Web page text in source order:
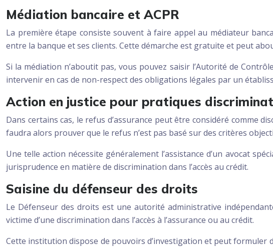
Médiation bancaire et ACPR
La première étape consiste souvent à faire appel au médiateur
entre la banque et ses clients. Cette démarche est gratuite et peut
Si la médiation n’aboutit pas, vous pouvez saisir l’Autorité de
intervenir en cas de non-respect des obligations légales par un
Action en justice pour pratiques
Dans certains cas, le refus d’assurance peut être considéré comme
faudra alors prouver que le refus n’est pas basé sur des critères
Une telle action nécessite généralement l’assistance d’un avocat
jurisprudence en matière de discrimination dans l’accès au crédit.
Saisine du défenseur des droits
Le Défenseur des droits est une autorité administrative
victime d’une discrimination dans l’accès à l’assurance ou au crédit.
Cette institution dispose de pouvoirs d’investigation et peut formuler